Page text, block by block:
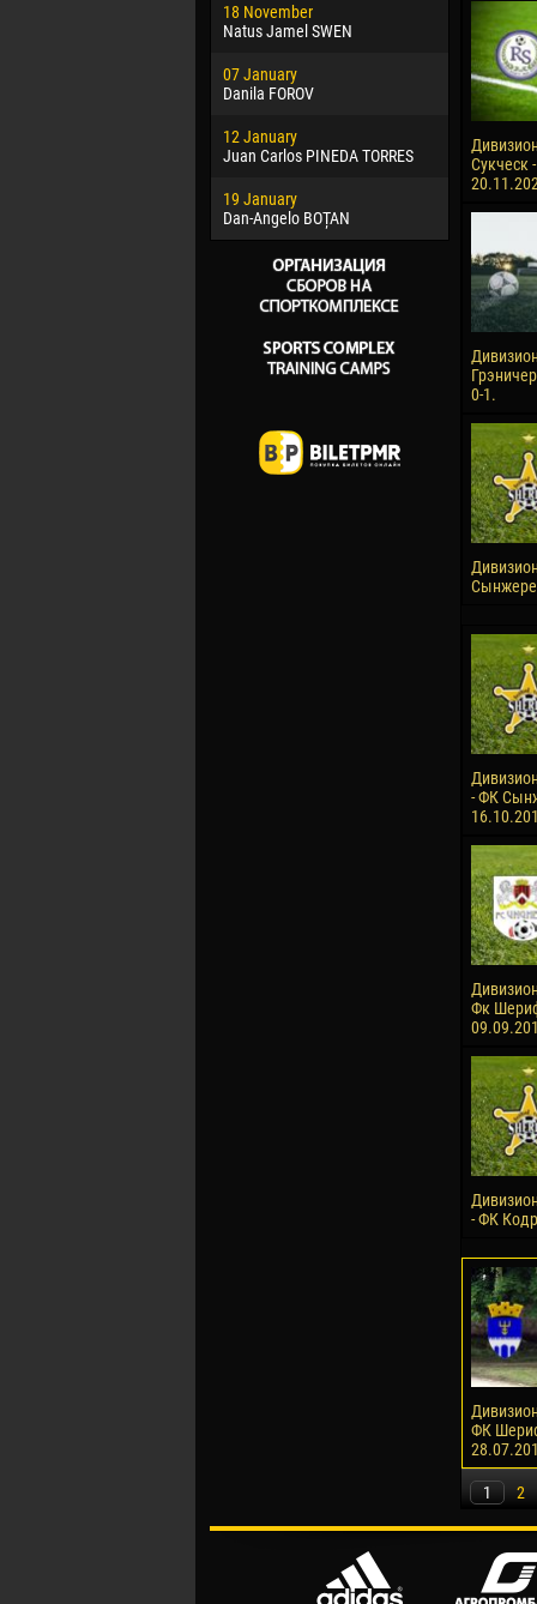
18 November
Natus Jamel SWEN
07 January
Danila FOROV
12 January
Juan Carlos PINEDA TORRES
19 January
Dan-Angelo BOȚAN
Jayder
22 March
Samba
26 March
Vitor Hugo
28 March
Сукческ
0-1.
- ФК
Фк
- ФК
ФК
1 2